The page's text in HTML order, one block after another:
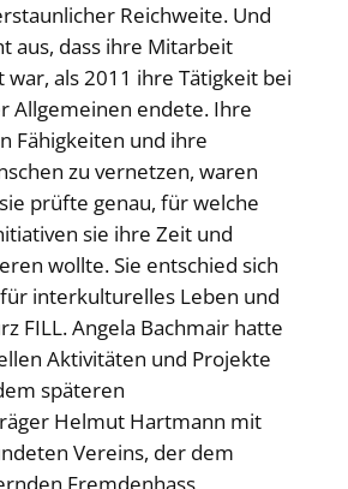
Reichweite. Und
aus, dass ihre Mitarbeit
war, als 2011 ihre Tätigkeit bei
Allgemeinen endete. Ihre
Fähigkeiten und ihre
zu vernetzen, waren
prüfte genau, für welche
sie ihre Zeit und
wollte. Sie entschied sich
interkulturelles Leben und
FILL. Angela Bachmair hatte
Aktivitäten und Projekte
späteren
Helmut Hartmann mit
Vereins, der dem